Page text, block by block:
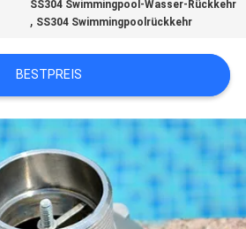
SS304 Swimmingpool-Wasser-Rückkehr
, SS304 Swimmingpoolrückkehr
BESTPREIS